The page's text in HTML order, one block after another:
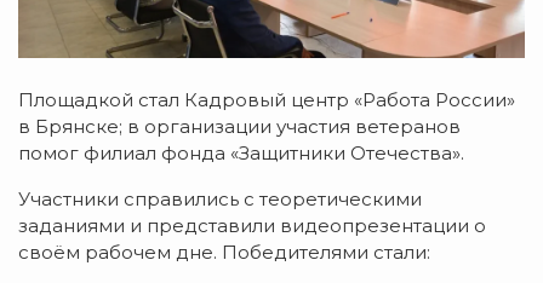
Площадкой стал Кадровый центр «Работа России»
в Брянске; в организации участия ветеранов
помог филиал фонда «Защитники Отечества».
Участники справились с теоретическими
заданиями и представили видеопрезентации о
своём рабочем дне. Победителями стали: